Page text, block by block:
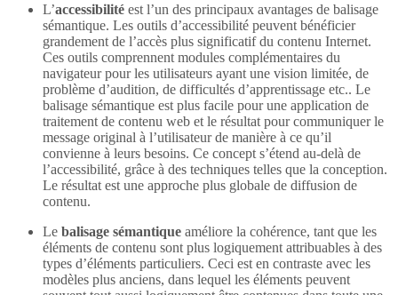
L’accessibilité est l’un des principaux avantages de balisage
sémantique. Les outils d’accessibilité peuvent bénéficier
grandement de l’accès plus significatif du contenu Internet.
Ces outils comprennent modules complémentaires du
navigateur pour les utilisateurs ayant une vision limitée, de
problème d’audition, de difficultés d’apprentissage etc.. Le
balisage sémantique est plus facile pour une application de
traitement de contenu web et le résultat pour communiquer le
message original à l’utilisateur de manière à ce qu’il
convienne à leurs besoins. Ce concept s’étend au-delà de
l’accessibilité, grâce à des techniques telles que la conception.
Le résultat est une approche plus globale de diffusion de
contenu.
Le balisage sémantique améliore la cohérence, tant que les
éléments de contenu sont plus logiquement attribuables à des
types d’éléments particuliers. Ceci est en contraste avec les
modèles plus anciens, dans lequel les éléments peuvent